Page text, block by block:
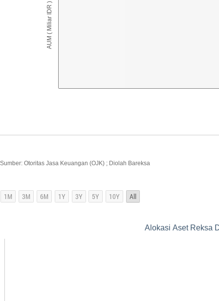
AUM ( Miliar IDR )
Sumber: Otoritas Jasa Keuangan (OJK) ; Diolah Bareksa
Alokasi Aset Reksa